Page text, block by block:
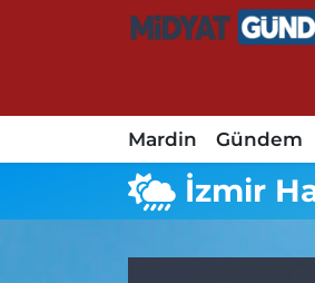
Mardin Gündem
İzmir